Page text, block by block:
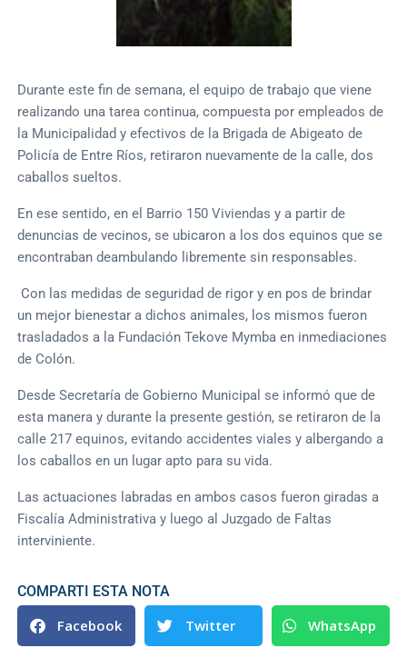
Durante este fin de semana, el equipo de trabajo que viene
realizando una tarea continua, compuesta por empleados de
la Municipalidad y efectivos de la Brigada de Abigeato de
Policía de Entre Ríos, retiraron nuevamente de la calle, dos
caballos sueltos.
En ese sentido, en el Barrio 150 Viviendas y a partir de
denuncias de vecinos, se ubicaron a los dos equinos que se
encontraban deambulando libremente sin responsables.
Con las medidas de seguridad de rigor y en pos de brindar
un mejor bienestar a dichos animales, los mismos fueron
trasladados a la Fundación Tekove Mymba en inmediaciones
de Colón.
Desde Secretaría de Gobierno Municipal se informó que de
esta manera y durante la presente gestión, se retiraron de la
calle 217 equinos, evitando accidentes viales y albergando a
los caballos en un lugar apto para su vida.
Las actuaciones labradas en ambos casos fueron giradas a
Fiscalía Administrativa y luego al Juzgado de Faltas
interviniente.
COMPARTI ESTA NOTA
Facebook Twitter WhatsApp